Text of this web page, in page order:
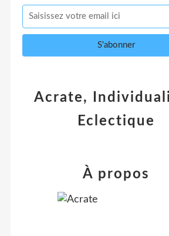
Acrate,
Eclectique
À propos